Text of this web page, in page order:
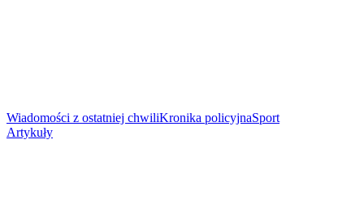
Wiadomości z ostatniej chwiliKronika policyjnaSport
Artykuły